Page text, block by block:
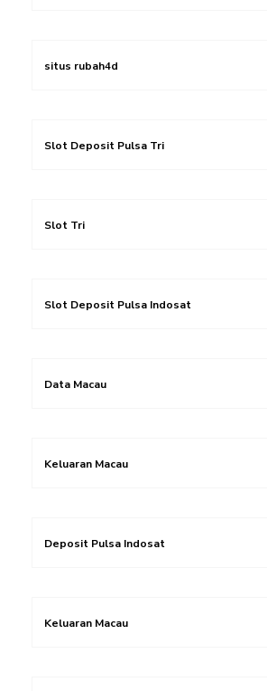
situs rubah4d
Slot Deposit Pulsa Tri
Slot Tri
Slot Deposit Pulsa Indosat
Data Macau
Keluaran Macau
Deposit Pulsa Indosat
Keluaran Macau